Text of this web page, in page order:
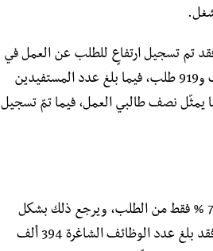
تم تسجيل ارتفاعٍ للطلب عن العمل في
الجزائر خلال عام 2022 بنسبة 47 %، ليصل إلى 3 مليون و884 ألف و919 طلب، فيما بلغ عدد المستفيدين
شخص مع نهاية السنة، ما يمثّل نصف طالبي العمل، فيما تمّ تسجيل
وعن ذات المصدر، فإن هذه التوظيفات لم تتمكن من تلبية سوى 7 % فقط من الطلب، ويرجع ذلك بشكل
أساسي إلى أن طالبي العمل الجدد سجّلوا في منحة البطالة، وعليه فقد بلغ عدد الوظائف الشاغرة 394 ألف